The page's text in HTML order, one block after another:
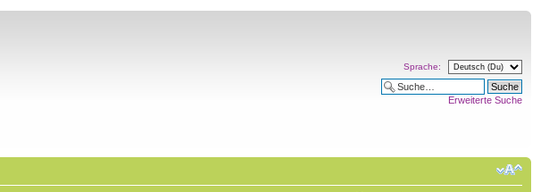
Sprache:
Erweiterte Suche